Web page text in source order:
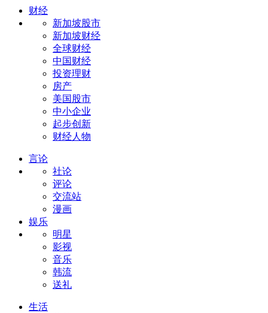
财经
新加坡股市
新加坡财经
全球财经
中国财经
投资理财
房产
美国股市
中小企业
起步创新
财经人物
言论
社论
评论
交流站
漫画
娱乐
明星
影视
音乐
韩流
送礼
生活